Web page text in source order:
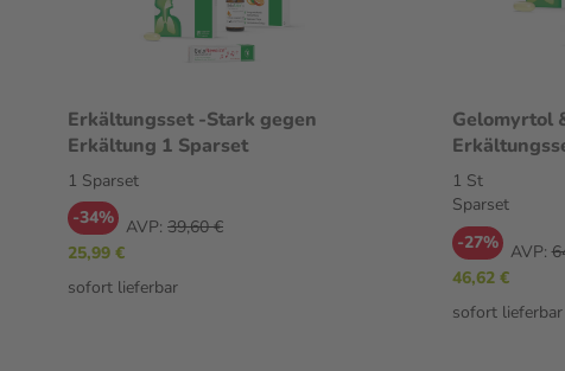
Erkältungsset -Stark gegen
Erkältung 1 Sparset
1 Sparset
-34% AVP: 39,60 €
25,99 €
sofort lieferbar
Gelomyrtol
1 St
Sparset
-27% AVP:
46,62 €
sofort lieferbar